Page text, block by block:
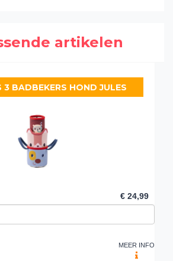
artikelen
3 BADBEKERS HOND JULES
€ 24,99
MEER INFO